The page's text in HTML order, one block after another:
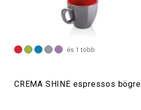
és 1 több
CREMA SHINE espressos bögre